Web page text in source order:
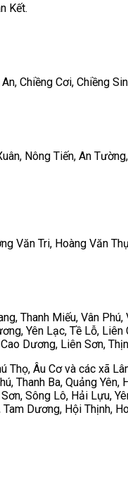
Kết.
Chiềng Cơi, Chiềng
Nông Tiến, An
Văn Tri, Hoàng Văn
Thanh Miếu, Vân
Yên Lạc, Tề Lỗ,
Dương, Liên Sơn,
Thọ, Âu Cơ và các xã
Thanh Ba, Quảng
Sông Lô, Hải Lựu,
Dương, Hội Thịnh,